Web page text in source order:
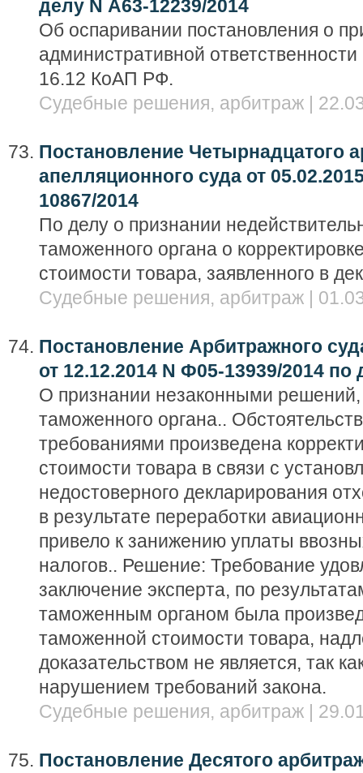
делу N А63-12239/2014
Об оспаривании постановления о
административной ответственности
16.12 КоАП РФ.
Судебные решения, арбитраж |
Постановление Четырнадцатого
апелляционного суда от
10867/2014
По делу о признании
таможенного органа о
стоимости товара, заявленного в
Судебные решения, арбитраж |
Постановление Арбитражного
от 12.12.2014 N Ф05-13939/2014 по
О признании незаконными
таможенного органа..
требованиями произведена
стоимости товара в связи с
недостоверного декларирования
в результате переработки
привело к занижению уплаты
налогов.. Решение: Требование
заключение эксперта, по
таможенным органом была
таможенной стоимости товара,
доказательством не является, так
нарушением требований закона.
Судебные решения, арбитраж |
Постановление Десятого